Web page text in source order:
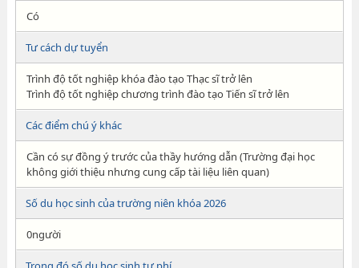
Có
Tư cách dự tuyển
Trình độ tốt nghiệp khóa đào tạo Thạc sĩ trở lên
Trình độ tốt nghiệp chương trình đào tạo Tiến sĩ trở lên
Các điểm chú ý khác
Cần có sự đồng ý trước của thầy hướng dẫn (Trường đại học
không giới thiệu nhưng cung cấp tài liệu liên quan)
Số du học sinh của trường niên khóa 2026
0người